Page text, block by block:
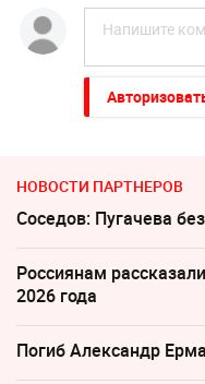
НОВОСТИ ПАРТНЕРОВ
Соседов: Пугачева
Россиянам
2026 года
Погиб Александр